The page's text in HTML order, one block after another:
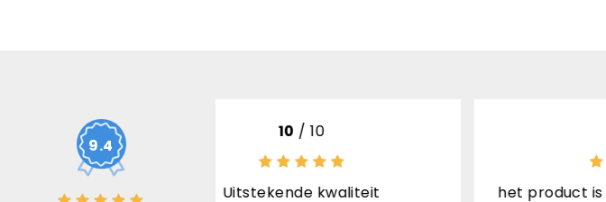
9.4
/ 10
kwaliteit
het product is top afhandeling geen